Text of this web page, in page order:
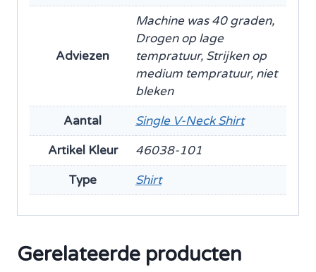
Adviezen
Machine was 40 graden,
Drogen op lage
tempratuur, Strijken op
medium tempratuur, niet
bleken
Aantal
Single V-Neck Shirt
Artikel Kleur
46038-101
Type
Shirt
Gerelateerde producten